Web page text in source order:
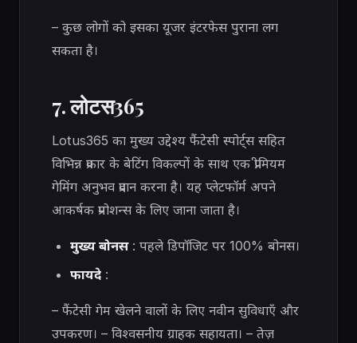
– कुछ लोगों को इसका यूजर इंटरफेस पुराना लग
सकता है।
7. लोटस365
Lotus365 का मुख्य उद्देश्य फैंटेसी स्पोर्ट्स सहित
विभिन्न प्रकार के बेटिंग विकल्पों के साथ एक प्रीमियम
गेमिंग अनुभव प्रदान करना है। यह प्लेटफॉर्म अपने
आकर्षक प्रमोशन्स के लिए जाना जाता है।
मुख्य बोनस: पहले डिपॉजिट पर 100% बोनस।
फायदे:
– फैंटेसी गेम खेलने वालों के लिए नवीन सुविधाएँ और
उपकरण। – विश्वसनीय ग्राहक सहायता। – तेज़